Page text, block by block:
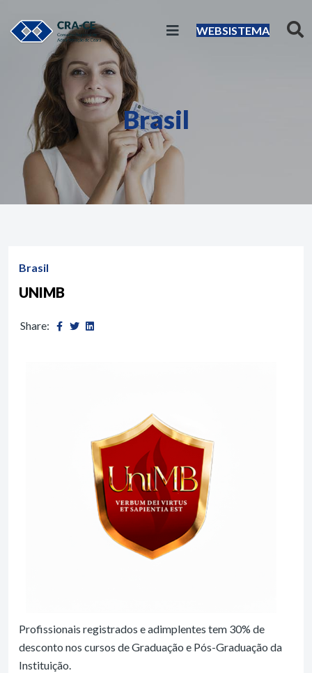
WEBSISTEMA
Brasil
Brasil
UNIMB
Share:
Profissionais registrados e adimplentes tem 30% de
desconto nos cursos de Graduação e Pós-Graduação da
Instituição.